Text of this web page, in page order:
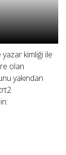
kimliği ile
olan
yakından